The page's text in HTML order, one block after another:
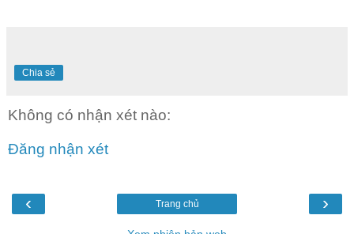
Chia sẻ
Không có nhận xét nào:
Đăng nhận xét
‹ ›
Trang chủ